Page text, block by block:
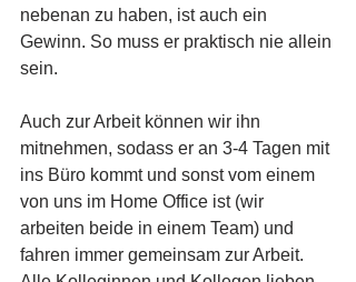
nebenan zu haben, ist auch ein
Gewinn. So muss er praktisch nie allein
sein.
Auch zur Arbeit können wir ihn
mitnehmen, sodass er an 3-4 Tagen mit
ins Büro kommt und sonst vom einem
von uns im Home Office ist (wir
arbeiten beide in einem Team) und
fahren immer gemeinsam zur Arbeit.